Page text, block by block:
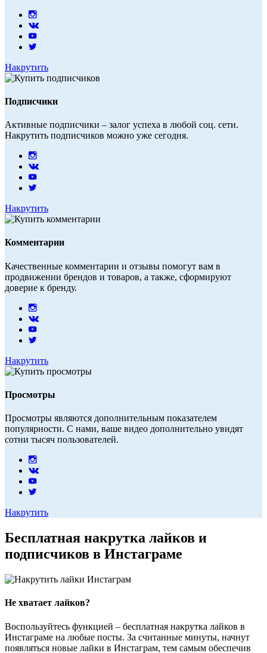
Накрутить
Подписчики
Активные подписчики – залог успеха в любой соц. сети.
Накрутить подписчиков можно уже сегодня.
Накрутить
Комментарии
Качественные комментарии и отзывы помогут вам в
продвижении брендов и товаров, а также, сформируют
доверие к бренду.
Накрутить
Просмотры
Просмотры являются дополнительным показателем
популярности. С нами, ваше видео дополнительно увидят
сотни тысяч пользователей.
Накрутить
Бесплатная накрутка лайков и
подписчиков в Инстаграме
Не хватает лайков?
Воспользуйтесь функцией – бесплатная накрутка лайков в
Инстаграме на любые посты. За считанные минуты, начнут
появляться новые лайки в Инстаграм, тем самым обеспечив